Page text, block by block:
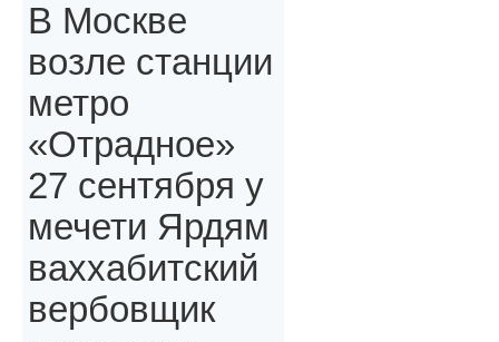
В Москве
возле станции
метро
«Отрадное»
27 сентября у
мечети Ярдям
ваххабитский
вербовщик